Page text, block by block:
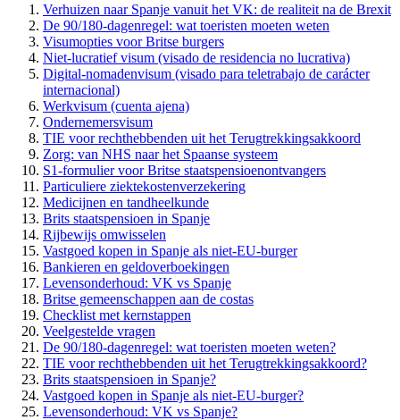
Verhuizen naar Spanje vanuit het VK: de realiteit na de Brexit
De 90/180-dagenregel: wat toeristen moeten weten
Visumopties voor Britse burgers
Niet-lucratief visum (visado de residencia no lucrativa)
Digital-nomadenvisum (visado para teletrabajo de carácter
internacional)
Werkvisum (cuenta ajena)
Ondernemersvisum
TIE voor rechthebbenden uit het Terugtrekkingsakkoord
Zorg: van NHS naar het Spaanse systeem
S1-formulier voor Britse staatspensioenontvangers
Particuliere ziektekostenverzekering
Medicijnen en tandheelkunde
Brits staatspensioen in Spanje
Rijbewijs omwisselen
Vastgoed kopen in Spanje als niet-EU-burger
Bankieren en geldoverboekingen
Levensonderhoud: VK vs Spanje
Britse gemeenschappen aan de costas
Checklist met kernstappen
Veelgestelde vragen
De 90/180-dagenregel: wat toeristen moeten weten?
TIE voor rechthebbenden uit het Terugtrekkingsakkoord?
Brits staatspensioen in Spanje?
Vastgoed kopen in Spanje als niet-EU-burger?
Levensonderhoud: VK vs Spanje?